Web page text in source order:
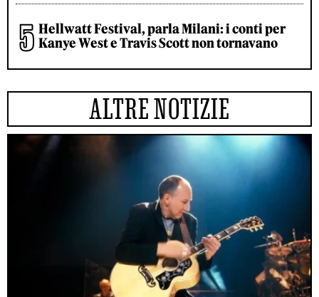
Hellwatt Festival, parla Milani: i conti per
Kanye West e Travis Scott non tornavano
ALTRE NOTIZIE